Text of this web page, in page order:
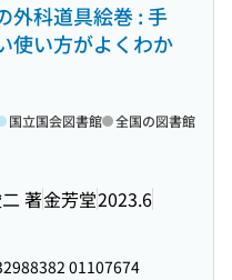
外科道具絵巻 : 手
使い方がよくわか
著金芳堂2023.6
国立国会図書館 全国の図書館
01107674